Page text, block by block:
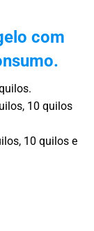
com
10 quilos
10 quilos e